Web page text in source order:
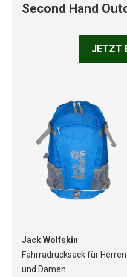
Second Hand
JETZT
Jack Wolfskin
Fahrradrucksack für Herren
und Damen